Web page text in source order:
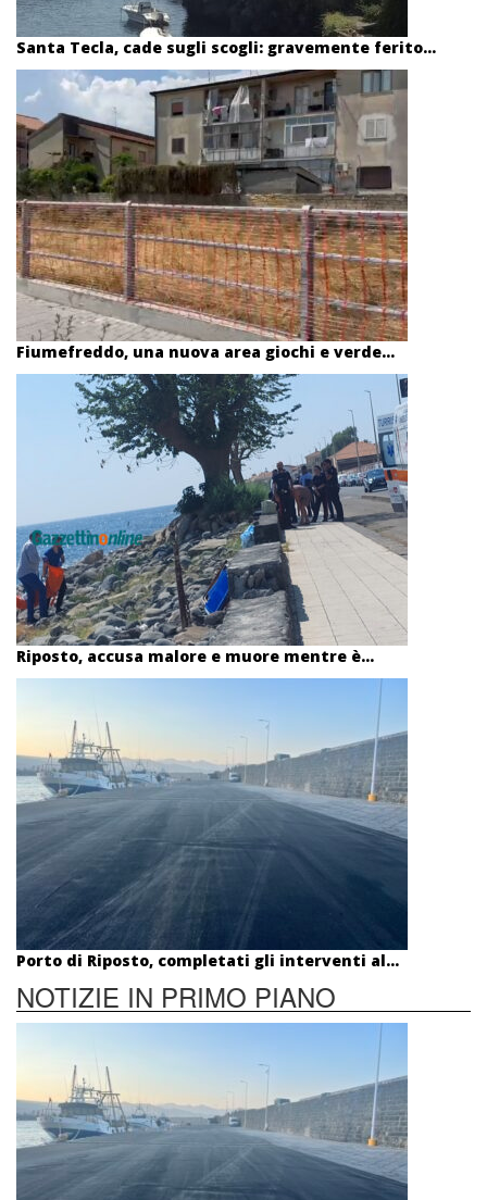
Santa Tecla, cade sugli scogli: gravemente ferito...
Fiumefreddo, una nuova area giochi e verde...
Riposto, accusa malore e muore mentre è...
Porto di Riposto, completati gli interventi al...
NOTIZIE IN PRIMO PIANO